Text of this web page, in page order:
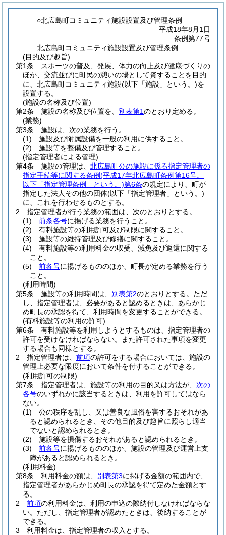
○北広島町コミュニティ施設設置及び管理条例
平成18年8月1日
条例第77号
北広島町コミュニティ施設設置及び管理条例
(目的及び趣旨)
第1条
スポーツの普及、発展、体力の向上及び健康づくりの
ほか、交流並びに町民の憩いの場として資することを目的
に、北広島町コミュニティ施設(以下「施設」という。)を
設置する。
(施設の名称及び位置)
第2条
施設の名称及び位置を、 別表第1のとおり定める。
(業務)
第3条
施設は、次の業務を行う。
(1)
施設及び附属設備を一般の利用に供すること。
(2)
施設等を整備及び管理すること。
(指定管理者による管理)
第4条
施設の管理は、 北広島町公の施設に係る指定管理者の
指定手続等に関する条例(平成17年北広島町条例第16号。
以下「指定管理条例」という。)第6条の規定により、町が
指定した法人その他の団体(以下「指定管理者」という。)
に、これを行わせるものとする。
2
指定管理者が行う業務の範囲は、次のとおりとする。
(1)
前条各号に揚げる業務を行うこと。
(2)
有料施設等の利用許可及び制限に関すること。
(3)
施設等の維持管理及び修繕に関すること。
(4)
有料施設等の利用料金の収受、減免及び返還に関する
こと。
(5)
前各号に揚げるもののほか、町長が定める業務を行う
こと。
(利用時間)
第5条
施設等の利用時間は、 別表第2のとおりとする。 ただ
し、指定管理者は、必要があると認めるときは、あらかじ
め町長の承認を得て、利用時間を変更することができる。
(有料施設等の利用の許可)
第6条
有料施設等を利用しようとするものは、指定管理者の
許可を受けなければならない。
また許可された事項を変更
する場合も同様とする。
2
指定管理者は、 前項の許可をする場合においては、施設の
管理上必要な限度において条件を付することができる。
(利用許可の制限)
第7条
指定管理者は、施設等の利用の目的又は方法が、 次の
各号のいずれかに該当するときは、利用を許可してはなら
ない。
(1)
公の秩序を乱し、又は善良な風俗を害するおそれがあ
ると認められるとき、その他目的及び趣旨に照らし適当
でないと認められるとき。
(2)
施設等を損傷するおそれがあると認められるとき。
(3)
前各号に揚げるもののほか、施設の管理及び運営上支
障があると認められるとき。
(利用料金)
第8条
利用料金の額は、 別表第3に掲げる金額の範囲内で、
指定管理者があらかじめ町長の承認を得て定めた金額とす
る。
2
前項の利用料金は、利用の申込の際納付しなければならな
い。 ただし、指定管理者が認めたときは、後納することが
できる。
3
利用料金は、指定管理者の収入とする。